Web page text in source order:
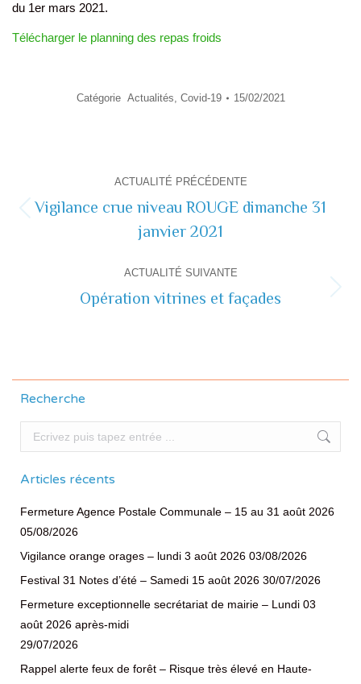
du 1er mars 2021.
Télécharger le planning des repas froids
Catégorie Actualités, Covid-19 15/02/2021
de
commentaire
ACTUALITÉ PRÉCÉDENTE
précédente
Vigilance crue niveau ROUGE dimanche 31
janvier 2021
ACTUALITÉ SUIVANTE
Actualité
Opération vitrines et façades
Recherche
Recherche
Articles récents
Fermeture Agence Postale Communale – 15 au 31 août 2026
05/08/2026
Vigilance orange orages – lundi 3 août 2026 03/08/2026
Festival 31 Notes d’été – Samedi 15 août 2026 30/07/2026
Fermeture exceptionnelle secrétariat de mairie – Lundi 03
août 2026 après-midi
29/07/2026
Rappel alerte feux de forêt – Risque très élevé en Haute-